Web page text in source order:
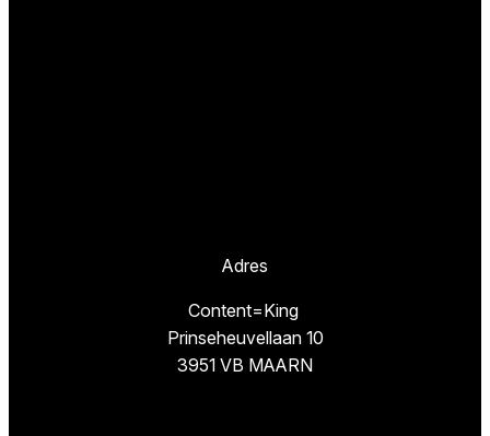
Adres
Content=King
Prinseheuvellaan 10
3951 VB MAARN